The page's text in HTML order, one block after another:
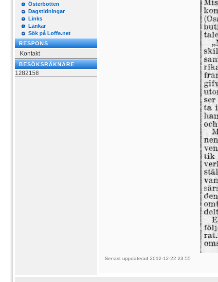
Österbotten
Dagstidningar
Links
Länkar
Sök på Loffe.net
RESPONS
Kontakt
BESÖKSRÄKNARE
1282158
Senast uppdaterad 2012-12-22 23:55